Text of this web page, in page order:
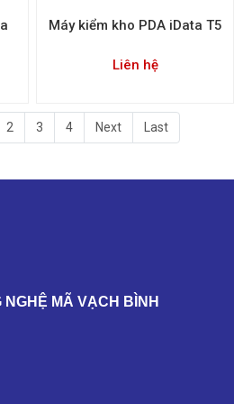
Máy kiểm kho PDA iData T5
Liên hệ
2 3 4 Next Last
NGHỆ MÃ VẠCH BÌNH